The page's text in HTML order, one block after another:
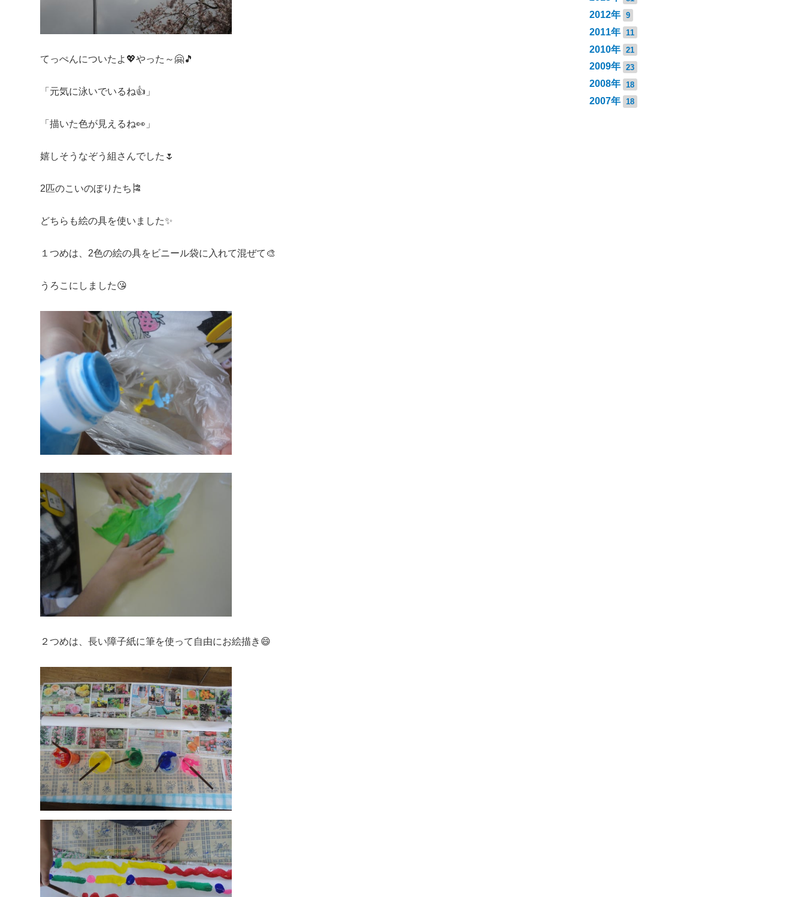
てっぺんについたよ💖やった～🤗🎵
「元気に泳いでいるね👍」
「描いた色が見えるね👀」
嬉しそうなぞう組さんでした🌷
2匹のこいのぼりたち🎏
どちらも絵の具を使いました✨
１つめは、2色の絵の具をビニール袋に入れて混ぜて🎨
うろこにしました😘
２つめは、長い障子紙に筆を使って自由にお絵描き😄
2012年 9
2011年 11
2010年 21
2009年 23
2008年 18
2007年 18